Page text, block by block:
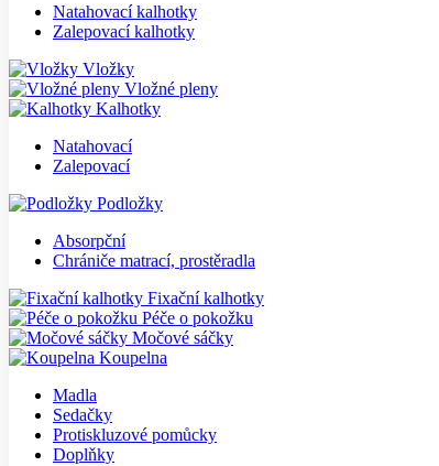
Natahovací kalhotky
Zalepovací kalhotky
Vložky
Vložné pleny
Kalhotky
Natahovací
Zalepovací
Podložky
Absorpční
Chrániče matrací, prostěradla
Fixační kalhotky
Péče o pokožku
Močové sáčky
Koupelna
Madla
Sedačky
Protiskluzové pomůcky
Doplňky